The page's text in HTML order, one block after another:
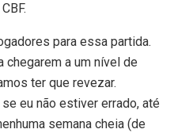
para essa partida.
chegarem a um nível de
ter que revezar.
eu não estiver errado, até
semana cheia (de